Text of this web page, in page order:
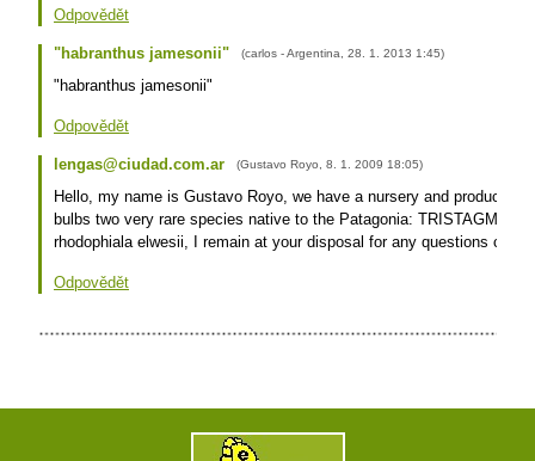
Odpovědět
"habranthus jamesonii" (carlos - Argentina 28. 1. 2013 1:45)
"habranthus jamesonii"
Odpovědět
lengas@ciudad.com.ar (Gustavo Royo 8. 1. 2009 18:05)
Hello, my name is Gustavo Royo, we have a nursery and produce
bulbs two very rare species native to the Patagonia: TRISTAGMA
rhodophiala elwesii, I remain at your disposal for any questions
Odpovědět